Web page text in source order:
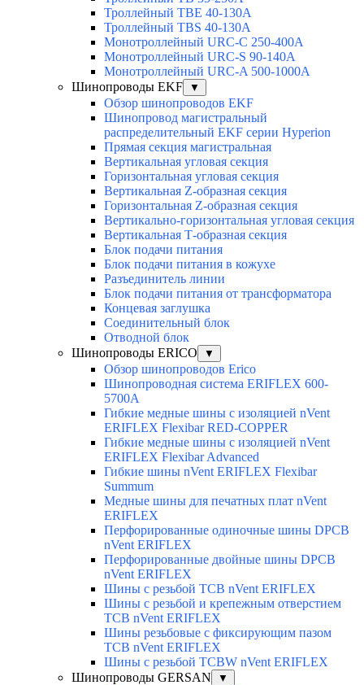
Троллейный TBE 40-130A
Троллейный TBS 40-130A
Монотроллейный URC-C 250-400A
Монотроллейный URC-S 90-140A
Монотроллейный URC-A 500-1000A
Шинопроводы EKF
▼
Обзор шинопроводов EKF
Шинопровод магистральный
распределительный EKF серии Hyperion
Прямая секция магистральная
Вертикальная угловая секция
Горизонтальная угловая секция
Вертикальная Z-образная секция
Горизонтальная Z-образная секция
Вертикально-горизонтальная угловая секция
Вертикальная Т-образная секция
Блок подачи питания
Блок подачи питания в кожухе
Разъединитель линии
Блок подачи питания от трансформатора
Концевая заглушка
Соединительный блок
Отводной блок
Шинопроводы ERICO
▼
Обзор шинопроводов Erico
Шинопроводная система ERIFLEX 600-
5700A
Гибкие медные шины с изоляцией nVent
ERIFLEX Flexibar RED-COPPER
Гибкие медные шины с изоляцией nVent
ERIFLEX Flexibar Advanced
Гибкие шины nVent ERIFLEX Flexibar
Summum
Медные шины для печатных плат nVent
ERIFLEX
Перфорированные одиночные шины DPCB
nVent ERIFLEX
Перфорированные двойные шины DPCB
nVent ERIFLEX
Шины с резьбой TCB nVent ERIFLEX
Шины с резьбой и крепежным отверстием
TCB nVent ERIFLEX
Шины резьбовые с фиксирующим пазом
TCB nVent ERIFLEX
Шины с резьбой TCBW nVent ERIFLEX
Шинопроводы GERSAN
▼